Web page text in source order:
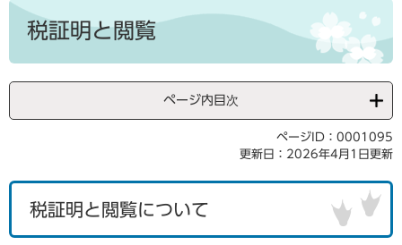
本
税証明と閲覧
ページ内目次
ページID：0001095
更新日：2026年4月1日更新
税証明と閲覧について